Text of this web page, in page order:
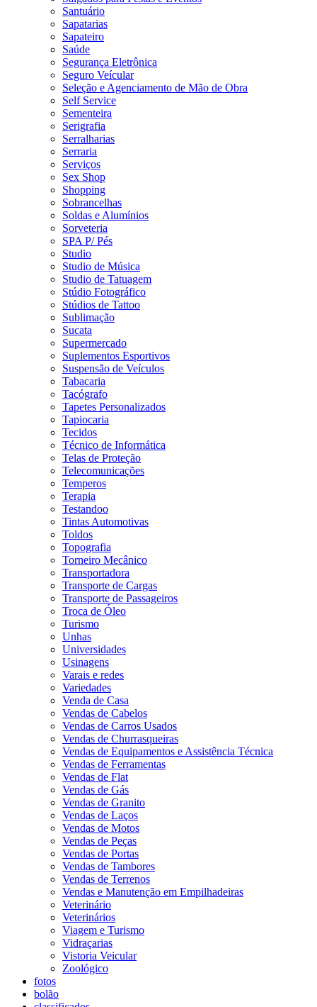
Santuário
Sapatarias
Sapateiro
Saúde
Segurança Eletrônica
Seguro Veícular
Seleção e Agenciamento de Mão de Obra
Self Service
Sementeira
Serigrafia
Serralharias
Serraria
Serviços
Sex Shop
Shopping
Sobrancelhas
Soldas e Alumínios
Sorveteria
SPA P/ Pés
Studio
Studio de Música
Studio de Tatuagem
Stúdio Fotográfico
Stúdios de Tattoo
Sublimação
Sucata
Supermercado
Suplementos Esportivos
Suspensão de Veículos
Tabacaria
Tacógrafo
Tapetes Personalizados
Tapiocaria
Tecidos
Técnico de Informática
Telas de Proteção
Telecomunicações
Temperos
Terapia
Testandoo
Tintas Automotivas
Toldos
Topografia
Torneiro Mecânico
Transportadora
Transporte de Cargas
Transporte de Passageiros
Troca de Óleo
Turismo
Unhas
Universidades
Usinagens
Varais e redes
Variedades
Venda de Casa
Vendas de Cabelos
Vendas de Carros Usados
Vendas de Churrasqueiras
Vendas de Equipamentos e Assistência Técnica
Vendas de Ferramentas
Vendas de Flat
Vendas de Gás
Vendas de Granito
Vendas de Laços
Vendas de Motos
Vendas de Peças
Vendas de Portas
Vendas de Tambores
Vendas de Terrenos
Vendas e Manutenção em Empilhadeiras
Veterinário
Veterinários
Viagem e Turismo
Vidraçarias
Vistoria Veicular
Zoológico
fotos
bolão